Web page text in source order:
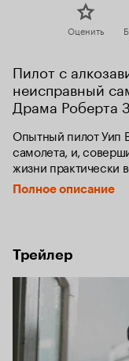
Оценить
Пилот с
неисправный
Драма Роберта
Опытный пилот Уип
самолета, и,
жизни практически
героя, но чем
катастрофе, тем
Полное описание
Трейлер